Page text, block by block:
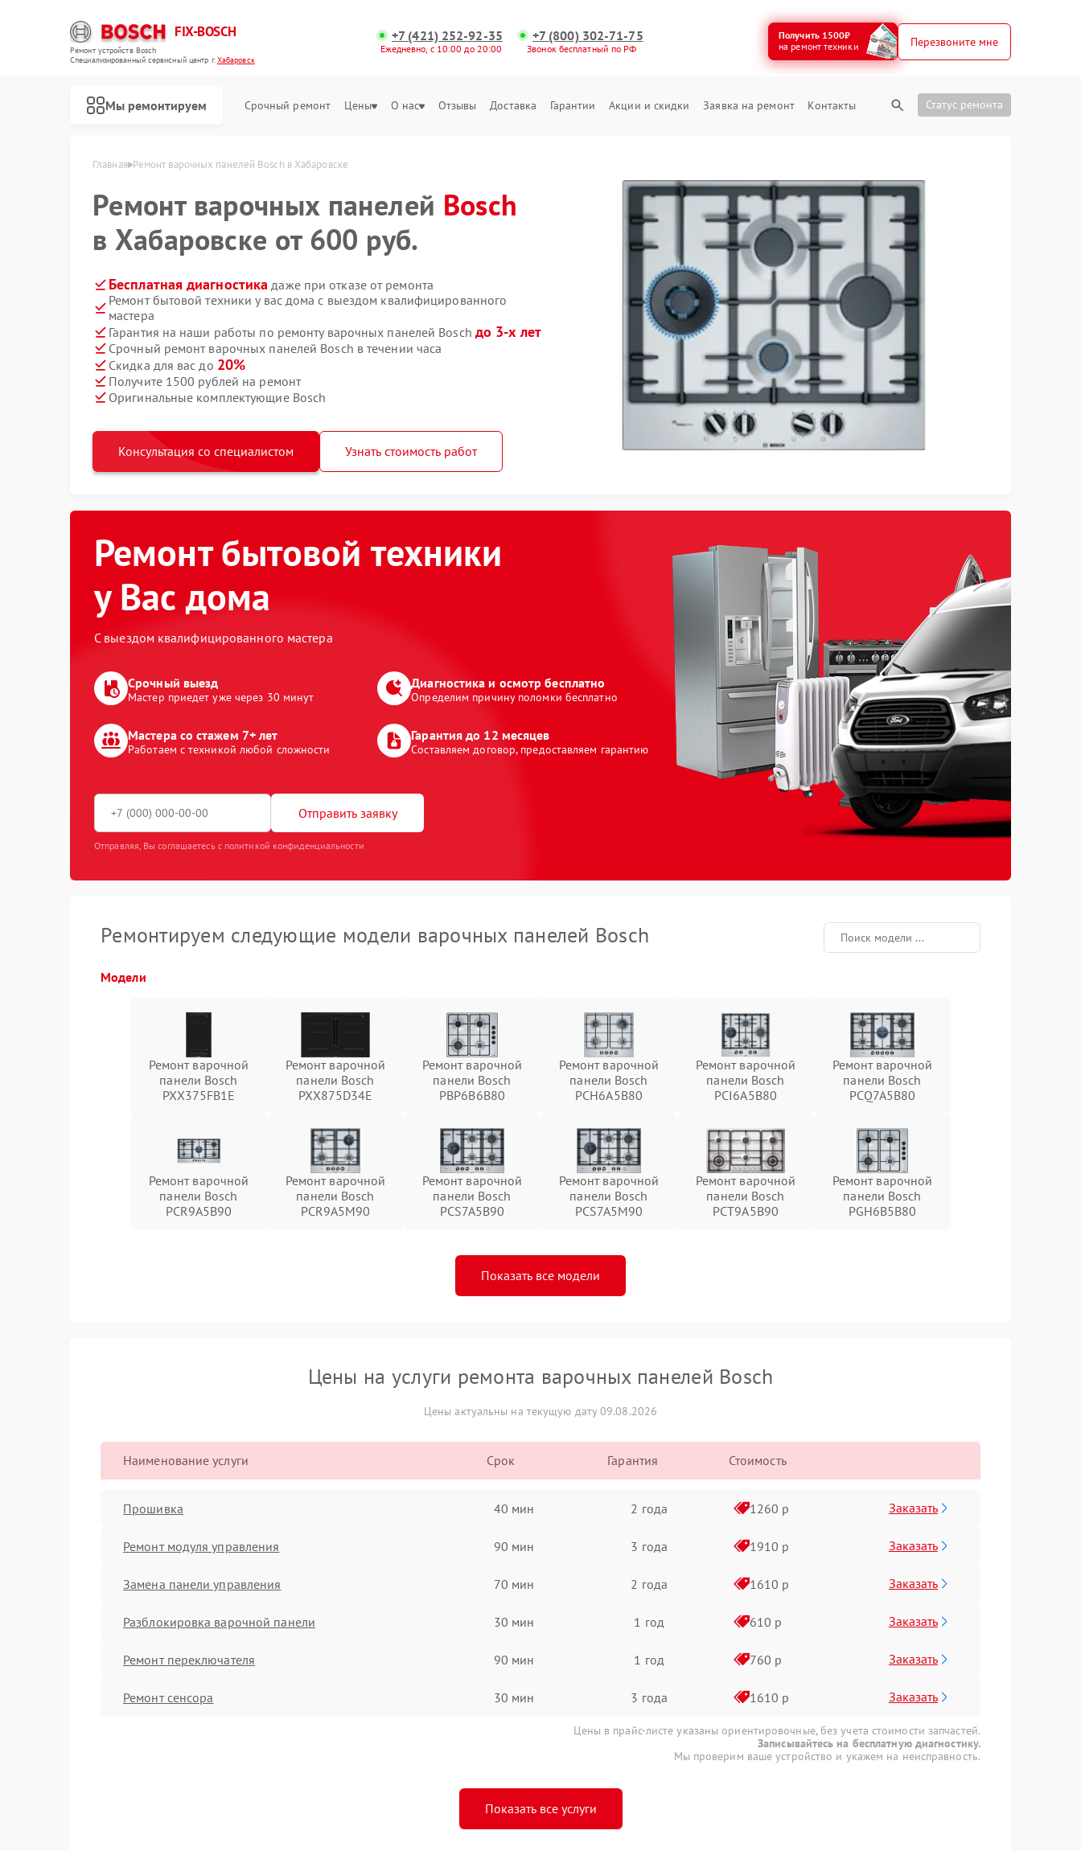
FIX-BOSCH
Ремонт устройств Bosch
Специализированный cервисный центр г.Хабаровск
+7 (421) 252-92-35
Ежедневно, с 10:00 до 20:00
+7 (800) 302-71-75
Звонок бесплатный по РФ
Получить 1500₽
на ремонт техники
Перезвоните мне
Мы ремонтируем Срочный ремонт Цены О нас Отзывы Доставка Гарантии Акции и скидки Заявка на ремонт Контакты Статус ремонта
Главная Ремонт варочных панелей Bosch в Хабаровске
Ремонт варочных панелей Bosch
в Хабаровске от 600 руб.
Бесплатная диагностика даже при отказе от ремонта
Ремонт бытовой техники у вас дома с выездом квалифицированного
мастера
Гарантия на наши работы по ремонту варочных панелей Bosch до 3-х лет
Срочный ремонт варочных панелей Bosch в течении часа
Скидка для вас до 20%
Получите 1500 рублей на ремонт
Оригинальные комплектующие Bosch
Консультация со специалистом Узнать стоимость работ
Ремонт бытовой техники
у Вас дома
С выездом квалифицированного мастера
Срочный выезд
Мастер приедет уже через 30 минут
Диагностика и осмотр бесплатно
Определим причину поломки бесплатно
Мастера со стажем 7+ лет
Работаем с техникой любой сложности
Гарантия до 12 месяцев
Составляем договор, предоставляем гарантию
Отправить заявку
Отправляя, Вы соглашаетесь с политикой конфиденциальности
Ремонтируем следующие модели варочных панелей Bosch
Модели
Ремонт варочной
панели Bosch
PXX375FB1E
Ремонт варочной
панели Bosch
PXX875D34E
Ремонт варочной
панели Bosch
PBP6B6B80
Ремонт варочной
панели Bosch
PCH6A5B80
Ремонт варочной
панели Bosch
PCI6A5B80
Ремонт варочной
панели Bosch
PCQ7A5B80
Ремонт варочной
панели Bosch
PCR9A5B90
Ремонт варочной
панели Bosch
PCR9A5M90
Ремонт варочной
панели Bosch
PCS7A5B90
Ремонт варочной
панели Bosch
PCS7A5M90
Ремонт варочной
панели Bosch
PCT9A5B90
Ремонт варочной
панели Bosch
PGH6B5B80
Показать все модели
Цены на услуги ремонта варочных панелей Bosch
Цены актуальны на текущую дату 09.08.2026
Наименование услуги Срок Гарантия Стоимость
Прошивка 40 мин 2 года 1260 р Заказать
Ремонт модуля управления 90 мин 3 года 1910 р Заказать
Замена панели управления 70 мин 2 года 1610 р Заказать
Разблокировка варочной панели 30 мин 1 год 610 р Заказать
Ремонт переключателя 90 мин 1 год 760 р Заказать
Ремонт сенсора 30 мин 3 года 1610 р Заказать
Цены в прайс-листе указаны ориентировочные, без учета стоимости запчастей.
Записывайтесь на бесплатную диагностику.
Мы проверим ваше устройство и укажем на неисправность.
Показать все услуги